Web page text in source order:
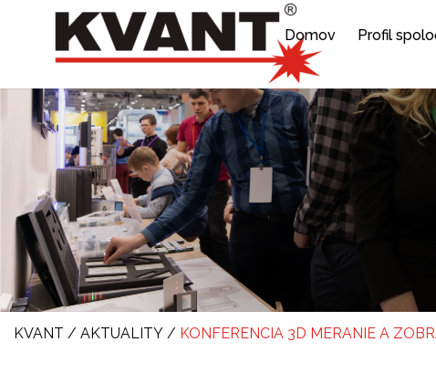
Domov Profil
KVANT / AKTUALITY / KONFERENCIA 3D MERANIE A